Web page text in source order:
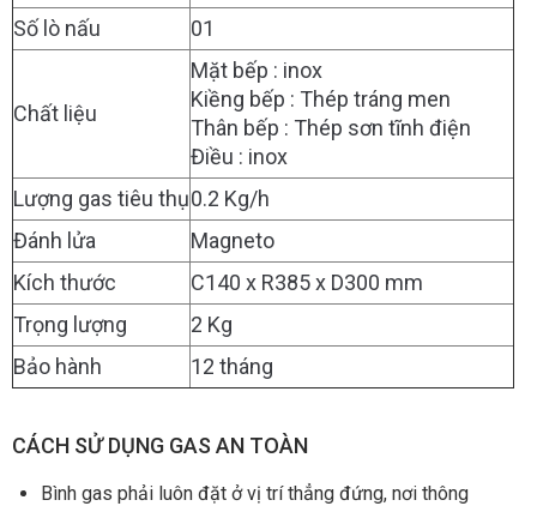
Số lò nấu
01
Chất liệu
Mặt bếp : inox
Kiềng bếp : Thép tráng men
Thân bếp : Thép sơn tĩnh điện
Điều : inox
Lượng gas tiêu thụ0.2 Kg/h
Đánh lửa
Magneto
Kích thước
C140 x R385 x D300 mm
Trọng lượng
2 Kg
Bảo hành
12 tháng
CÁCH SỬ DỤNG GAS AN TOÀN
Bình gas phải luôn đặt ở vị trí thẳng đứng, nơi thông